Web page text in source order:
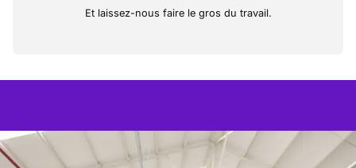
Et laissez-nous faire le gros du travail.